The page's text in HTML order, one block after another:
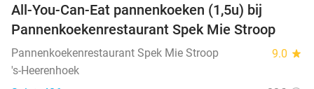
All-You-Can-Eat pannenkoeken (1,5u) bij
Pannenkoekenrestaurant Spek Mie Stroop
Pannenkoekenrestaurant Spek Mie Stroop 9.0 star
's-Heerenhoek